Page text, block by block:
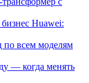
Huawei:
всем моделям
— когда менять